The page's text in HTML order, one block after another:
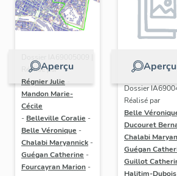
Aperçu
Réalisé par
Régnier Julie
Mandon Marie-
Cécile
- Belleville Coralie -
Belle Véronique -
Chalabi Maryannick -
Guégan Catherine -
Fourcayran Marion -
Aperçu
Dossier
Réalisé par
Belle
Ducouret
Chalabi
Guégan
Guillot
Halitim-Dubois